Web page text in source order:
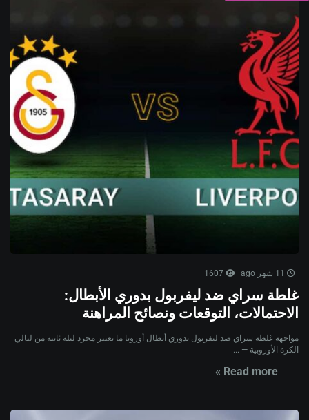
غلطة سراي ضد ليفربول بدوري الأبطال:
الاحتمالات، التوقعات ونصائح المراهنة
مواجهة غلطة سراي ضد ليفربول بدوري أبطال أوروبا ما تعتبر مجرد ليلة ثانية من ليالي
الكرة الأوروبية — ...
Read more »